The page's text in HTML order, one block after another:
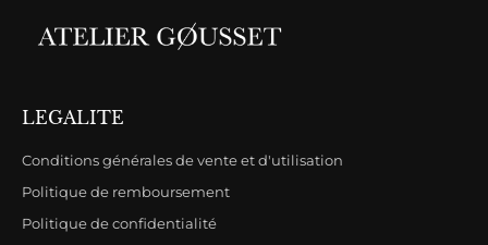
LEGALITE
Conditions générales de vente et d'utilisation
Politique de remboursement
Politique de confidentialité